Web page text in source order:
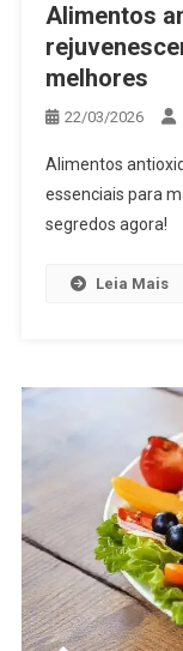
Alimentos
melhores
22/03/2026
Alimentos
essenciais para
segredos agora!
Leia Mais